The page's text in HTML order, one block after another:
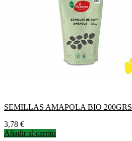
SEMILLAS AMAPOLA BIO 200GRS
Precio
3,78 €
Añadir al carrito